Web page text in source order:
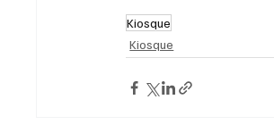
Kiosque
Kiosque